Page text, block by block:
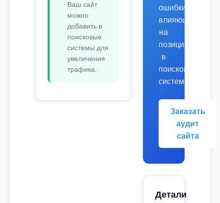
Ваш сайт
можно
добавить в
поисковые
системы для
увеличения
трафика.
ошибки,
влияющие
на
позиции
в
поисковых
системах.
Заказать
аудит
сайта
Детали